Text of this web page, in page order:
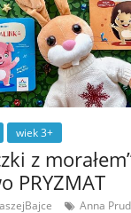
wiek 3+
z
PRYZMAT
Anna